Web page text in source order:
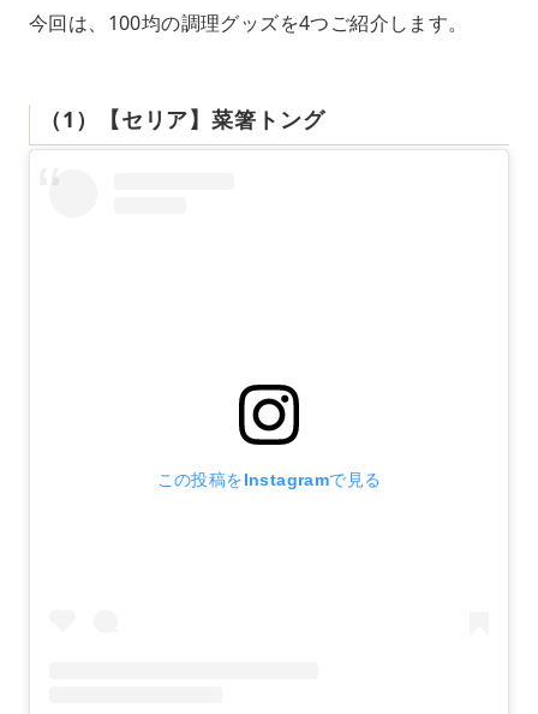
今回は、100均の調理グッズを4つご紹介します。
（1）【セリア】菜箸トング
この投稿をInstagramで見る